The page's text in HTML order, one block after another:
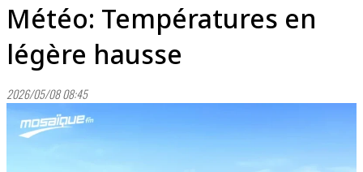
Météo: Températures en
légère hausse
2026/05/08 08:45